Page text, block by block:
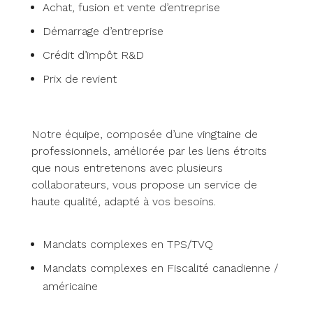
Achat, fusion et vente d’entreprise
Démarrage d’entreprise
Crédit d’impôt R&D
Prix de revient
Notre équipe, composée d’une vingtaine de
professionnels, améliorée par les liens étroits
que nous entretenons avec plusieurs
collaborateurs, vous propose un service de
haute qualité, adapté à vos besoins.
Mandats complexes en TPS/TVQ
Mandats complexes en Fiscalité canadienne /
américaine